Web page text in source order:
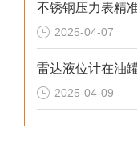
2025-04-07
2025-04-09